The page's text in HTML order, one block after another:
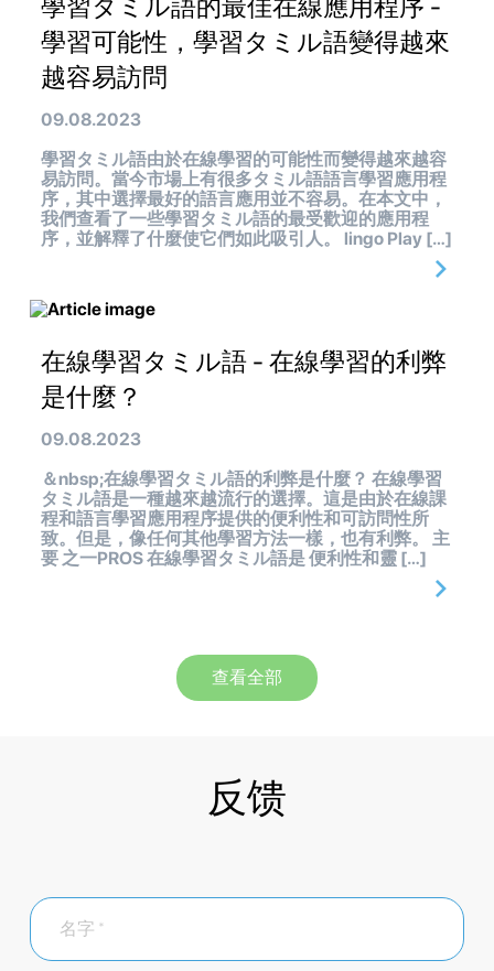
學習タミル語的最佳在線應用程序 -
學習可能性，學習タミル語變得越來
越容易訪問
09.08.2023
學習タミル語由於在線學習的可能性而變得越來越容
易訪問。當今市場上有很多タミル語語言學習應用程
序，其中選擇最好的語言應用並不容易。在本文中，
我們查看了一些學習タミル語的最受歡迎的應用程
序，並解釋了什麼使它們如此吸引人。 lingo Play […]
在線學習タミル語 - 在線學習的利弊
是什麼？
09.08.2023
＆nbsp;在線學習タミル語的利弊是什麼？ 在線學習
タミル語是一種越來越流行的選擇。這是由於在線課
程和語言學習應用程序提供的便利性和可訪問性所
致。但是，像任何其他學習方法一樣，也有利弊。 主
要 之一PROS 在線學習タミル語是 便利性和靈 […]
查看全部
反馈